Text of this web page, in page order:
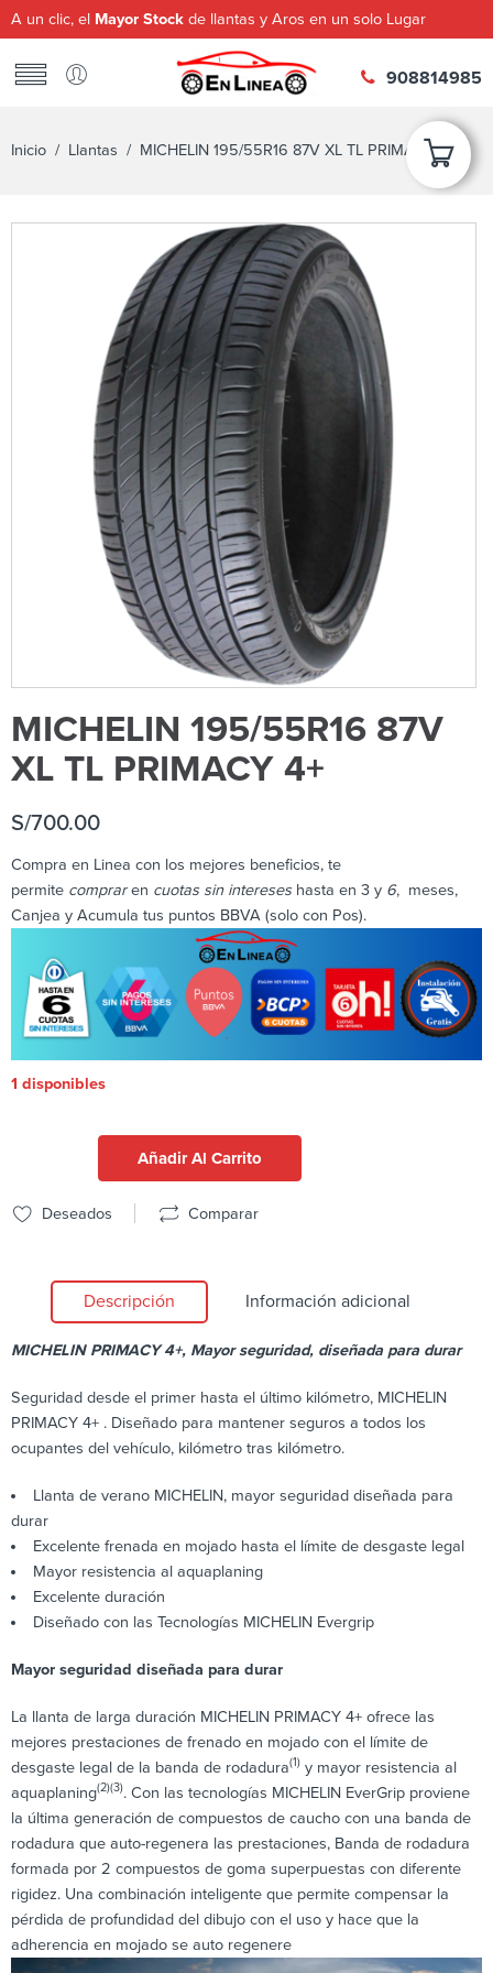
A un clic, el Mayor Stock de llantas y Aros en un solo Lugar
908814985
Inicio / Llantas / MICHELIN 195/55R16 87V XL TL PRIMACY 4+
MICHELIN 195/55R16 87V
XL TL PRIMACY 4+
S/700.00
Compra en Linea con los mejores beneficios, te
permite compraren cuotas sin intereseshasta en 3 y 6, meses,
Canjea y Acumula tus puntos BBVA (solo con Pos).
1 disponibles
Añadir Al Carrito
Deseados Comparar
Descripción Información adicional
MICHELIN PRIMACY 4+, Mayor seguridad, diseñada para durar
Seguridad desde el primer hasta el último kilómetro, MICHELIN
PRIMACY 4+ . Diseñado para mantener seguros a todos los
ocupantes del vehículo, kilómetro tras kilómetro.
Llanta de verano MICHELIN, mayor seguridad diseñada para
durar
Excelente frenada en mojado hasta el límite de desgaste legal
Mayor resistencia al aquaplaning
Excelente duración
Diseñado con las Tecnologías MICHELIN Evergrip
Mayor seguridad diseñada para durar
La llanta de larga duración MICHELIN PRIMACY 4+ ofrece las
mejores prestaciones de frenado en mojado con el límite de
desgaste legal de la banda de rodadura(1) y mayor resistencia al
aquaplaning(2)(3). Con las tecnologías MICHELIN EverGrip proviene
la última generación de compuestos de caucho con una banda de
rodadura que auto-regenera las prestaciones, Banda de rodadura
formada por 2 compuestos de goma superpuestas con diferente
rigidez. Una combinación inteligente que permite compensar la
pérdida de profundidad del dibujo con el uso y hace que la
adherencia en mojado se auto regenere